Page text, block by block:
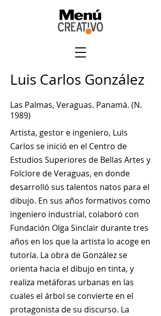
Luis Carlos González
Las Palmas, Veraguas. Panamá. (N.
1989)
Artista, gestor e ingeniero, Luis
Carlos se inició en el Centro de
Estudios Superiores de Bellas Artes y
Folclore de Veraguas, en donde
desarrolló sus talentos natos para el
dibujo. En sus años formativos como
ingeniero industrial, colaboró con
Fundación Olga Sinclair durante tres
años en los que la artista lo acoge en
tutoría. La obra de González se
orienta hacia el dibujo en tinta, y
realiza metáforas urbanas en las
cuales el árbol se convierte en el
protagonista de su discurso. La